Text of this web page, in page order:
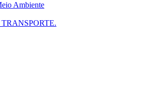
Ambiente